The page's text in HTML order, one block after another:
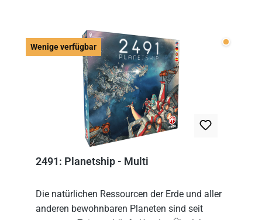
Wenige verfügbar Wenige
2491: Planetship - Multi
Die natürlichen Ressourcen der Erde und aller
anderen bewohnbaren Planeten sind seit